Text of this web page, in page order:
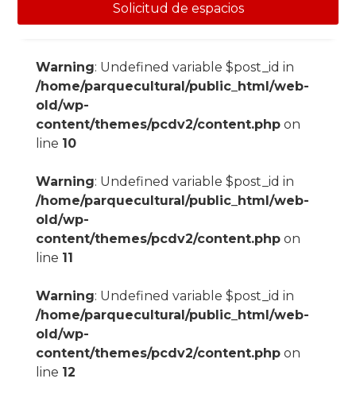
Solicitud de espacios
Warning: Undefined variable $post_id in
/home/parquecultural/public_html/web-
old/wp-
content/themes/pcdv2/content.phpon
line 10
Warning: Undefined variable $post_id in
/home/parquecultural/public_html/web-
old/wp-
content/themes/pcdv2/content.phpon
line 11
Warning: Undefined variable $post_id in
/home/parquecultural/public_html/web-
old/wp-
content/themes/pcdv2/content.phpon
line 12